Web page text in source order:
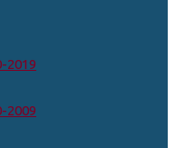
2019
2009